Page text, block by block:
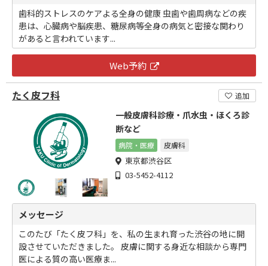
歯科的ストレスのケアよる全身の健康 虫歯や歯周病などの疾
患は、心臓病や脳疾患、糖尿病等全身の病気と密接な関わり
があると言われています...
Web予約
たく皮フ科 追加
一般皮膚科診療・爪水虫・ほくろ診
断など
病院・医療 皮膚科
東京都渋谷区
03-5452-4112
メッセージ
このたび「たく皮フ科」を、私の生まれ育った渋谷の地に開
設させていただきました。 皮膚に関する身近な相談から専門
医による質の高い医療ま...